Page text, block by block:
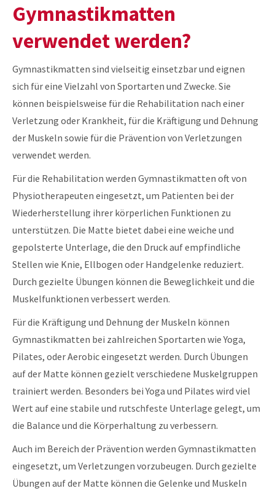
Gymnastikmatten
verwendet werden?
Gymnastikmatten sind vielseitig einsetzbar und eignen
sich für eine Vielzahl von Sportarten und Zwecke. Sie
können beispielsweise für die Rehabilitation nach einer
Verletzung oder Krankheit, für die Kräftigung und Dehnung
der Muskeln sowie für die Prävention von Verletzungen
verwendet werden.
Für die Rehabilitation werden Gymnastikmatten oft von
Physiotherapeuten eingesetzt, um Patienten bei der
Wiederherstellung ihrer körperlichen Funktionen zu
unterstützen. Die Matte bietet dabei eine weiche und
gepolsterte Unterlage, die den Druck auf empfindliche
Stellen wie Knie, Ellbogen oder Handgelenke reduziert.
Durch gezielte Übungen können die Beweglichkeit und die
Muskelfunktionen verbessert werden.
Für die Kräftigung und Dehnung der Muskeln können
Gymnastikmatten bei zahlreichen Sportarten wie Yoga,
Pilates, oder Aerobic eingesetzt werden. Durch Übungen
auf der Matte können gezielt verschiedene Muskelgruppen
trainiert werden. Besonders bei Yoga und Pilates wird viel
Wert auf eine stabile und rutschfeste Unterlage gelegt, um
die Balance und die Körperhaltung zu verbessern.
Auch im Bereich der Prävention werden Gymnastikmatten
eingesetzt, um Verletzungen vorzubeugen. Durch gezielte
Übungen auf der Matte können die Gelenke und Muskeln